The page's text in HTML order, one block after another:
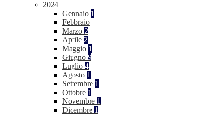
2024
Gennaio 1
Febbraio
Marzo 2
Aprile 2
Maggio 1
Giugno 9
Luglio 4
Agosto 1
Settembre 1
Ottobre 1
Novembre 1
Dicembre 1